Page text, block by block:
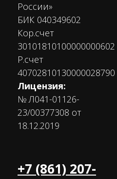
России»
БИК 040349602
Кор.счет
30101810100000000602
Р.счет
40702810130000028790
Лицензия:
№ Л041-01126-
23/00377308 от
18.12.2019
+7 (861) 207-